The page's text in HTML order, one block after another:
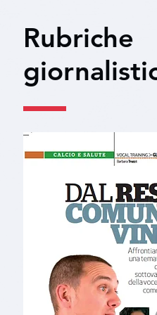
Rubriche